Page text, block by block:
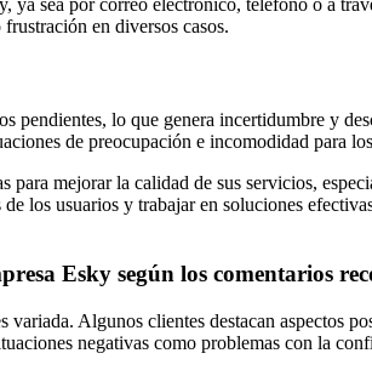
ya sea por correo electrónico, teléfono o a
en diversos casos.
pendientes, lo que genera incertidumbre y
de preocupación e incomodidad para
mejorar la calidad de sus servicios,
los usuarios y trabajar en soluciones
Esky según los comentarios
Algunos clientes destacan aspectos
negativas como problemas con la